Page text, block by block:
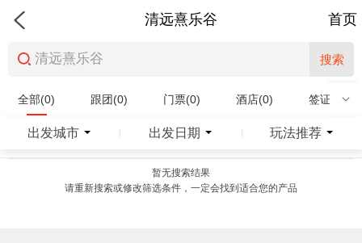
清远熹乐谷 首页
搜索
全部(0) 跟团(0) 门票(0) 酒店(0) 签证(0)
特产商品(0)
出发城市 出发日期 玩法推荐
暂无搜索结果
请重新搜索或修改筛选条件，一定会找到适合您的产品